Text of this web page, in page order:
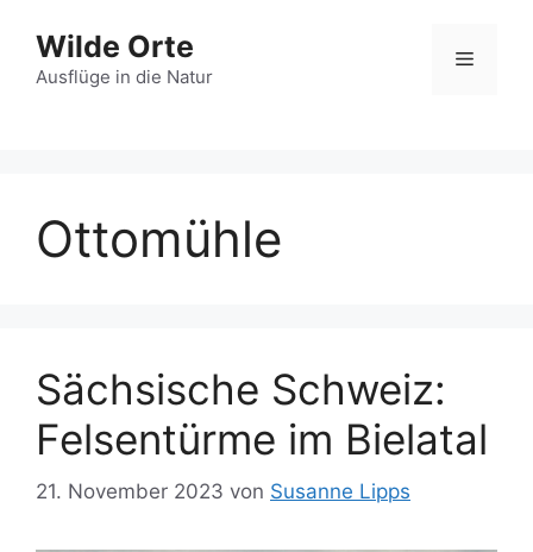
Inhalt
springen
Wilde Orte
Ausflüge in die Natur
Menü
Ottomühle
Sächsische Schweiz:
Felsentürme im Bielatal
21. November 2023 von Susanne Lipps